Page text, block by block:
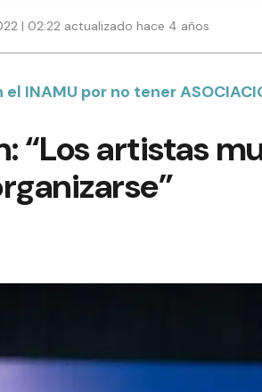
| 02:22 actualizado hace 4 años
INAMU por no tener
“Los artistas